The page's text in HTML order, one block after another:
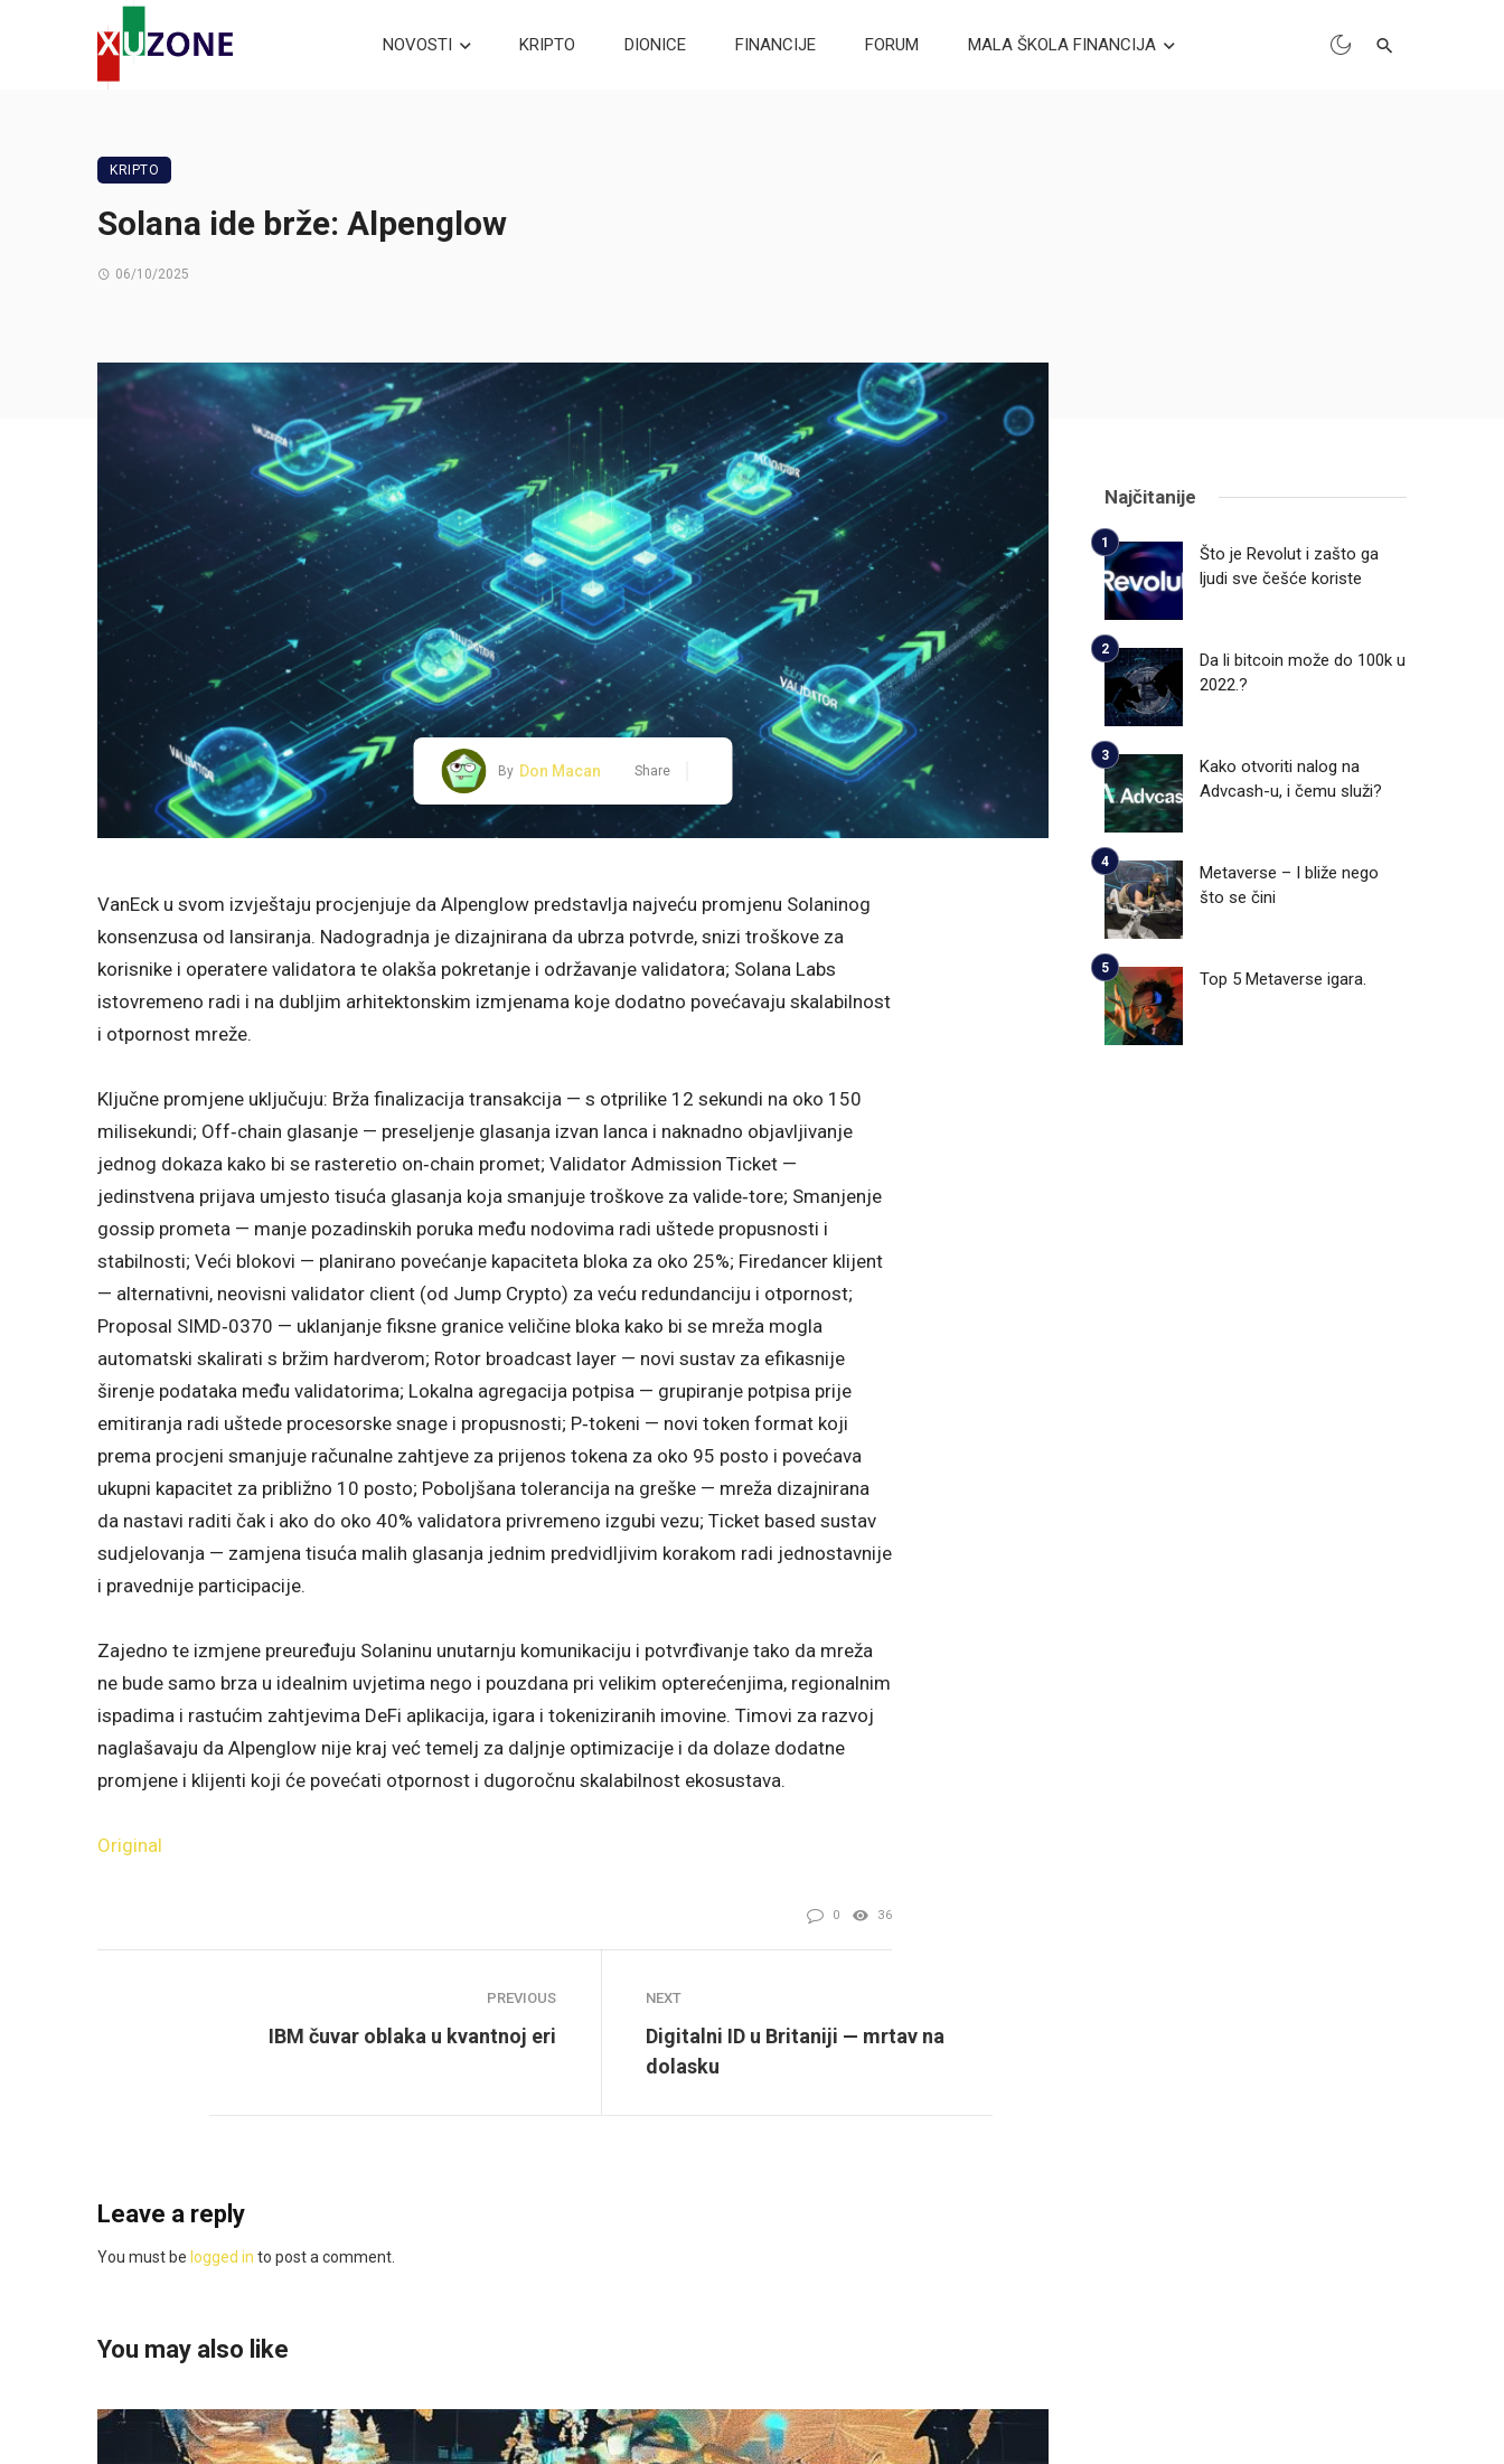
NOVOSTI KRIPTO DIONICE FINANCIJE FORUM MALA ŠKOLA FINANCIJA
KRIPTO
Solana ide brže: Alpenglow
06/10/2025
By Don Macan Share
VanEck u svom izvještaju procjenjuje da Alpenglow predstavlja najveću promjenu Solaninog
konsenzusa od lansiranja. Nadogradnja je dizajnirana da ubrza potvrde, snizi troškove za
korisnike i operatere validatora te olakša pokretanje i održavanje validatora; Solana Labs
istovremeno radi i na dubljim arhitektonskim izmjenama koje dodatno povećavaju skalabilnost
i otpornost mreže.
Ključne promjene uključuju: Brža finalizacija transakcija — s otprilike 12 sekundi na oko 150
milisekundi; Off‑chain glasanje — preseljenje glasanja izvan lanca i naknadno objavljivanje
jednog dokaza kako bi se rasteretio on‑chain promet; Validator Admission Ticket —
jedinstvena prijava umjesto tisuća glasanja koja smanjuje troškove za valide‑tore; Smanjenje
gossip prometa — manje pozadinskih poruka među nodovima radi uštede propusnosti i
stabilnosti; Veći blokovi — planirano povećanje kapaciteta bloka za oko 25%; Firedancer klijent
— alternativni, neovisni validator client (od Jump Crypto) za veću redundanciju i otpornost;
Proposal SIMD‑0370 — uklanjanje fiksne granice veličine bloka kako bi se mreža mogla
automatski skalirati s bržim hardverom; Rotor broadcast layer — novi sustav za efikasnije
širenje podataka među validatorima; Lokalna agregacija potpisa — grupiranje potpisa prije
emitiranja radi uštede procesorske snage i propusnosti; P‑tokeni — novi token format koji
prema procjeni smanjuje računalne zahtjeve za prijenos tokena za oko 95 posto i povećava
ukupni kapacitet za približno 10 posto; Poboljšana tolerancija na greške — mreža dizajnirana
da nastavi raditi čak i ako do oko 40% validatora privremeno izgubi vezu; Ticket based sustav
sudjelovanja — zamjena tisuća malih glasanja jednim predvidljivim korakom radi jednostavnije
i pravednije participacije.
Zajedno te izmjene preuređuju Solaninu unutarnju komunikaciju i potvrđivanje tako da mreža
ne bude samo brza u idealnim uvjetima nego i pouzdana pri velikim opterećenjima, regionalnim
ispadima i rastućim zahtjevima DeFi aplikacija, igara i tokeniziranih imovine. Timovi za razvoj
naglašavaju da Alpenglow nije kraj već temelj za daljnje optimizacije i da dolaze dodatne
promjene i klijenti koji će povećati otpornost i dugoročnu skalabilnost ekosustava.
Original
0 36
PREVIOUS
IBM čuvar oblaka u kvantnoj eri
NEXT
Digitalni ID u Britaniji — mrtav na
dolasku
Leave a reply
You must be logged in to post a comment.
You may also like
Najčitanije
Što je Revolut i zašto ga
ljudi sve češće koriste
Da li bitcoin može do 100k u
2022.?
Kako otvoriti nalog na
Advcash-u, i čemu služi?
Metaverse – I bliže nego
što se čini
Top 5 Metaverse igara.